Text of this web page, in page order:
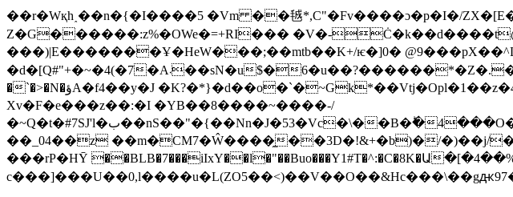
��r�Wқh˰��n�{�I����5 �Vm ��㲓*,C"�Fv����ɔ�p�I�/
Z�G������:z%�OWe�=+RI��� �V�-
���)|E�������Ұ�HeW���;��mtb��K+/ѥ�]0�
�d�[Q#"+�~�4(�7�A܁��sN�u$�6�u��?������*�Z�.��ݧ����� ����$G�r���C ���}��ɐ���7Y���c�7�p�;�H�.gZ���[a���
�`�>�N�ؤA�f4��y�J �K?�*}�d��o�`�~Gk*��Vtj�Opl�1��z�ך4�¬���f99�$�;��r�_� � wj��L�+�$y��jg5mK�-�#9~�5f
Xv�F�e���z��:�I �YB��8����~����-/
�~Q�t�#7SJ'l�ب��nS��"�{��Nn�J�53�Vc�\��B�ؕ�4���O�m0��H��s[����Af�ս>�'Yn;�'*]g�l�(�Za��B\YIKa&��
��_04��z ��m�CM7�Ŵ����̼��3D�!&+�b)�/
���rΡ�HȲ ��BLB�7���iIxY��l�"��Buo���Y1#T�^:�C�8K�Ա